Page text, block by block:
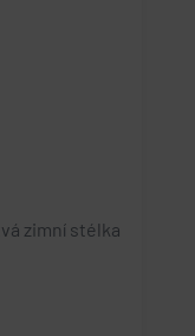
zimní stélka